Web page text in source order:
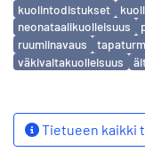
kuolintodistukset
neonataalikuolleisuus
ruumiinavaus
väkivaltakuolleisuus
Tietueen kaikki